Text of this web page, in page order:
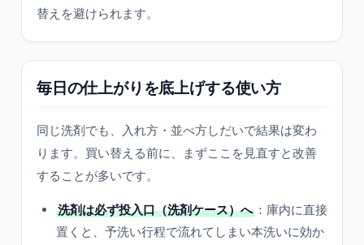
替えを避けられます。
毎日の仕上がりを底上げする使い方
同じ洗剤でも、入れ方・並べ方しだいで結果は変わ
ります。買い替える前に、まずここを見直すと改善
することが多いです。
洗剤は必ず投入口（洗剤ケース）へ ：庫内に直接
置くと、予洗い行程で流れてしまい本洗いに効か